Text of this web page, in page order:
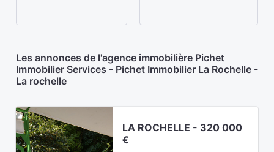
Les annonces de l'agence immobilière Pichet
Immobilier Services - Pichet Immobilier La Rochelle -
La rochelle
LA ROCHELLE - 320 000
€